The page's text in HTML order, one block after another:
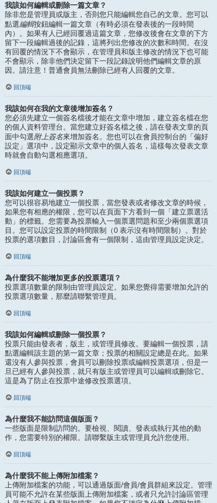
我該如何編輯或刪除一篇文章？
除非您是管理員或版主，否則您只能編輯您自己的文章。您可以
點選編輯按鈕編輯一篇文章（有時必須在發表後的一段時間
內）。如果有人已經回覆過這篇文章，您修改後會在文章的下方
留下一段編輯過後的記錄，這將列出您修改的次數和時間。在沒
有回覆的情況下不會顯示，在管理員和版主修改的情況下也可能
不會顯示，除非他們決定留下一段記錄說明他們編輯文章的原
因。請注意！普通會員無法刪除已經有人回覆的文章。
回頂端
我該如何在我的文章後增加簽名？
您必須先建立一個簽名檔後才能在文章中增加，建立簽名檔在您
的個人資料管理台。當您建立好簽名檔之後，請在發表文章的頁
面中勾選附上簽名來增加簽名。您也可以在會員控制台的「偏好
設定」選項中，設定顯示文章中的個人簽名，這樣每次發表文章
時就會自動勾選相應選項。
回頂端
我該如何建立一個投票？
您可以很容易地建立一個投票，當您發表或者修改文章的時候，
如果您有相應的權限，您可以在頁面下方看到一個「建立票選活
動」的標籤。您需要為投票輸入一個票選問題和至少兩個票選項
目。您可以設定投票的時間限制（0 表示沒有時間限制）。對於
投票的選項數目，討論區會有一個限制，這由管理員設定決定。
回頂端
為什麼我不能增加更多的投票選項？
投票選項數量的限制由管理員設定。如果您覺得需要增加允許的
投票選項數量，那麼請聯繫管理員。
回頂端
我該如何編輯或刪除一個投票？
投票只能由發表者，版主，或管理員修改。要編輯一個投票，請
點選編輯該主題的第一篇文章；投票的相關設定總是在此。如果
還沒有人參與投票，會員可以刪除投票或編輯投票選項，但是一
旦已經有人參與投票，就只有版主或管理員可以編輯或刪除它。
這是為了防止在投票中途修改投票選項。
回頂端
為什麼我不能訪問這個版面？
一些版面是限制訪問的。要檢視、閱讀、發表或執行其他的動
作，您需要特別的權限。請聯繫版主或管理員允許您使用。
回頂端
為什麼我不能上傳附加檔案？
上傳附加檔案的功能，可以通過版面/會員/會員群組來設定。管理
員可能不允許在某些版面上傳附加檔案，或者只允許討論區管理